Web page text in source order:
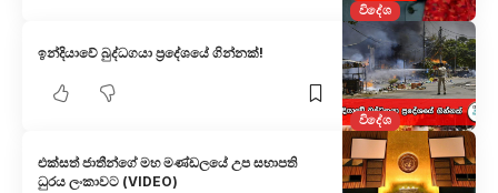
විදේශ
විදේශ
ඉන්දියාවේ බුද්ධගයා ප්‍රදේශයේ ගින්නක්!
එක්සත් ජාතීන්ගේ මහ මණ්ඩලයේ උප සභාපති
ධුරය ලංකාවට (VIDEO)